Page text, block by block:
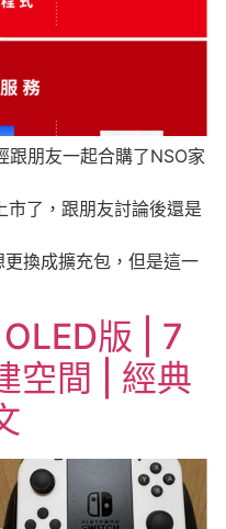
朋友一起合購了NSO家
市了，跟朋友討論後還是
換成擴充包，但是這一
版 | 7
空間 | 經典